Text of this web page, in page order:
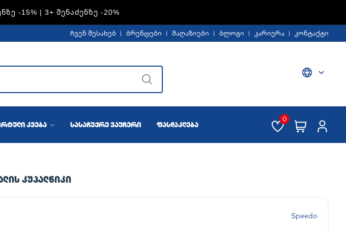
-20% | 3+ ᲨᲔᲜᲐᲫᲔᲜᲖᲔ -30%
ჩვენ შესახებ ბრენდები მაღაზიები ბლოგი კარიერა კონტაქტი
კვება სასაჩუქრე ვაუჩერი ფასდაკლება
0
ᲙᲣᲞᲐᲚᲜᲘᲙᲘ
Speedo